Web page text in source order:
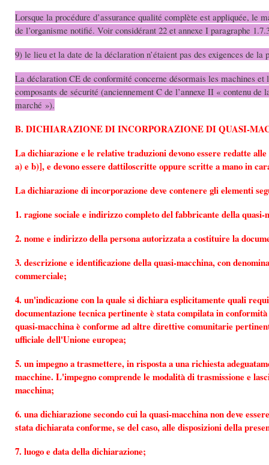
Lorsque la procédure d’assurance qualité complète est appliquée, le
de l’organisme notifié. Voir considérant 22 et annexe I paragraphe
9) le lieu et la date de la déclaration n’étaient pas des exigences de
La déclaration CE de conformité concerne désormais les machines
composants de sécurité (anciennement C de l’annexe II « contenu
marché »).
B. DICHIARAZIONE DI INCORPORAZIONE DI QUASI-
La dichiarazione e le relative traduzioni devono essere redatte
a) e b)], e devono essere dattiloscritte oppure scritte a mano in
La dichiarazione di incorporazione deve contenere gli elementi
1. ragione sociale e indirizzo completo del fabbricante della quasi-
2. nome e indirizzo della persona autorizzata a costituire la
3. descrizione e identificazione della quasi-macchina, con
commerciale;
4. un'indicazione con la quale si dichiara esplicitamente quali
documentazione tecnica pertinente è stata compilata in
quasi-macchina è conforme ad altre direttive comunitarie
ufficiale dell'Unione europea;
5. un impegno a trasmettere, in risposta a una richiesta
macchine. L'impegno comprende le modalità di trasmissione e
macchina;
6. una dichiarazione secondo cui la quasi-macchina non deve
stata dichiarata conforme, se del caso, alle disposizioni della
7. luogo e data della dichiarazione;